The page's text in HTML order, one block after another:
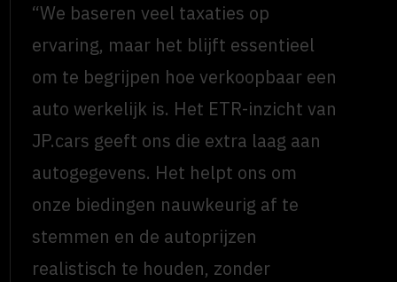
“We baseren veel taxaties op
ervaring, maar het blijft essentieel
om te begrijpen hoe verkoopbaar een
auto werkelijk is. Het ETR-inzicht van
JP.cars geeft ons die extra laag aan
autogegevens. Het helpt ons om
onze biedingen nauwkeurig af te
stemmen en de autoprijzen
realistisch te houden, zonder